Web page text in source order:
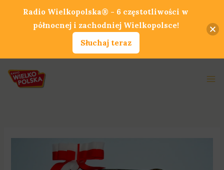
Radio Wielkopolska® - 6 częstotliwości w
północnej i zachodniej Wielkopolsce!
Słuchaj teraz